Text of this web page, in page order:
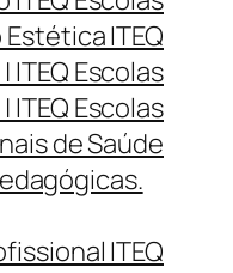
ITEQ
Escolas
Escolas
de Saúde
ITEQ